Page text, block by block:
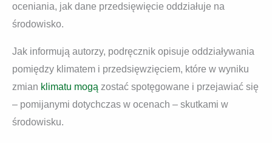
oceniania, jak dane przedsięwięcie oddziałuje na
środowisko.
Jak informują autorzy, podręcznik opisuje oddziaływania
pomiędzy klimatem i przedsięwzięciem, które w wyniku
zmian klimatu mogą zostać spotęgowane i przejawiać się
– pomijanymi dotychczas w ocenach – skutkami w
środowisku.